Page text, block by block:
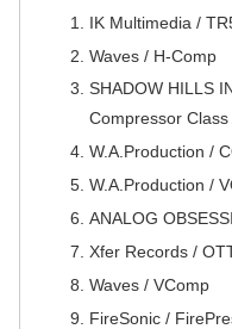
IK Multimedia /
Waves / H-Comp
SHADOW HILLS
Compressor Class
W.A.Production /
W.A.Production /
ANALOG
Xfer Records /
Waves / VComp
FireSonic /